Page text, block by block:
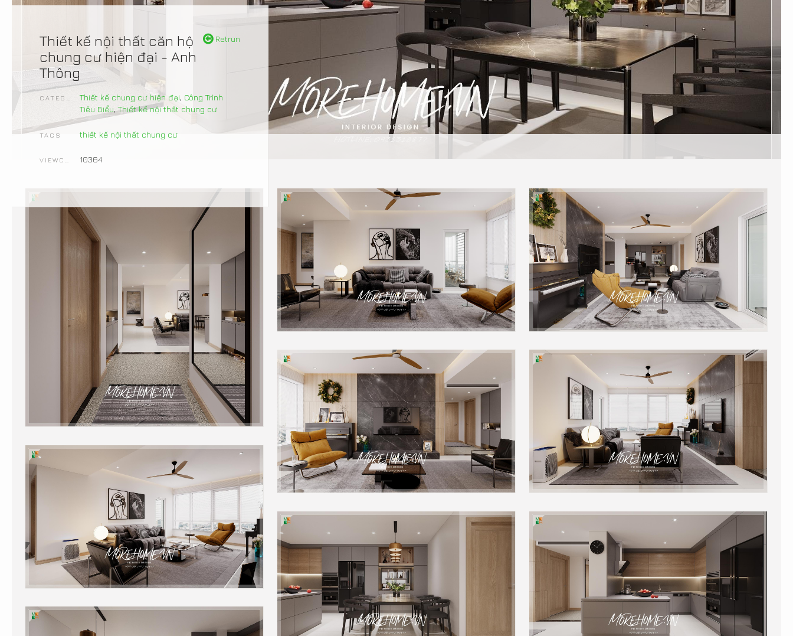
Retrun
Thiết kế nội thất căn hộ
chung cư hiện đại - Anh
Thông
Thiết kế chung cư hiện đại, Công Trình
Tiêu Biểu,Thiết kế nội thất chung cư
TAGS thiết kế nội thất chung cư
10364